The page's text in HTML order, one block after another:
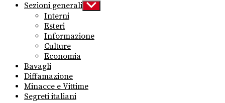
Sezioni generali Show
sub
Interni
Esteri
Informazione
Culture
Economia
Bavagli
Diffamazione
Minacce e Vittime
Segreti italiani